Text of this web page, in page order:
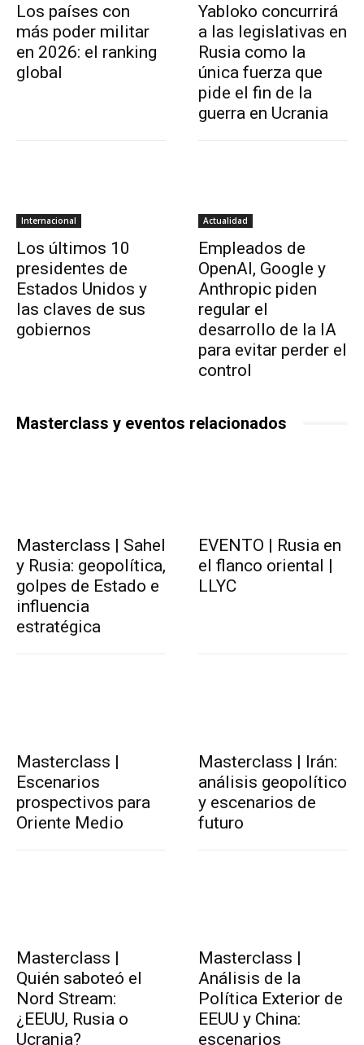
Los países con
más poder militar
en 2026: el ranking
global
Yabloko concurrirá
a las legislativas en
Rusia como la
única fuerza que
pide el fin de la
guerra en Ucrania
Internacional
Los últimos 10
presidentes de
Estados Unidos y
las claves de sus
gobiernos
Actualidad
Empleados de
OpenAI, Google y
Anthropic piden
regular el
desarrollo de la IA
para evitar perder el
control
Masterclass y eventos relacionados
Masterclass | Sahel
y Rusia: geopolítica,
golpes de Estado e
influencia
estratégica
EVENTO | Rusia en
el flanco oriental |
LLYC
Masterclass |
Escenarios
prospectivos para
Oriente Medio
Masterclass | Irán:
análisis geopolítico
y escenarios de
futuro
Masterclass |
Quién saboteó el
Nord Stream:
¿EEUU, Rusia o
Ucrania?
Masterclass |
Análisis de la
Política Exterior de
EEUU y China:
escenarios